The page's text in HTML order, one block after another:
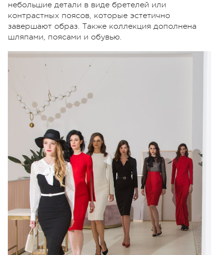
небольшие детали в виде бретелей или
контрастных поясов, которые эстетично
завершают образ. Также коллекция дополнена
шляпами, поясами и обувью.